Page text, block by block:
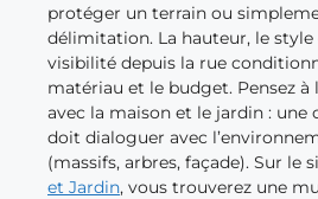
protéger un terrain ou
délimitation. La hauteur, le style
visibilité depuis la rue
matériau et le budget. Pensez à
avec la maison et le jardin : une
doit dialoguer avec
(massifs, arbres, façade). Sur le
et Jardin, vous trouverez une